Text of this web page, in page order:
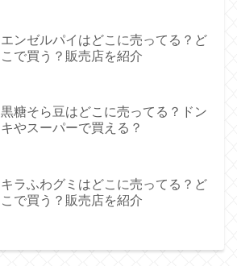
エンゼルパイはどこに売ってる？ど
こで買う？販売店を紹介
黒糖そら豆はどこに売ってる？ドン
キやスーパーで買える？
キラふわグミはどこに売ってる？ど
こで買う？販売店を紹介